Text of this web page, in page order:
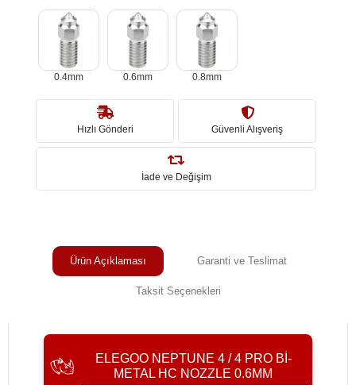
0.4mm 0.6mm 0.8mm
Hızlı Gönderi Güvenli Alışveriş
İade ve Değişim
Ürün Açıklaması Garanti ve Teslimat
Taksit Seçenekleri
ELEGOO NEPTUNE 4 / 4 PRO BI-
METAL HC NOZZLE 0.6MM